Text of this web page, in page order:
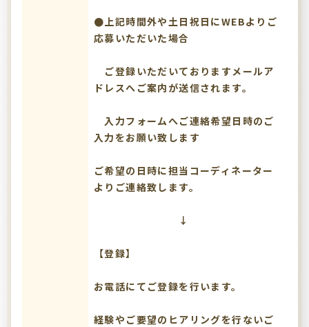
●上記時間外や土日祝日にWEBよりご
応募いただいた場合
ご登録いただいておりますメールア
ドレスへご案内が送信されます。
入力フォームへご連絡希望日時のご
入力をお願い致します
ご希望の日時に担当コーディネーター
よりご連絡致します。
↓
【登録】
お電話にてご登録を行います。
経験やご要望のヒアリングを行ないご